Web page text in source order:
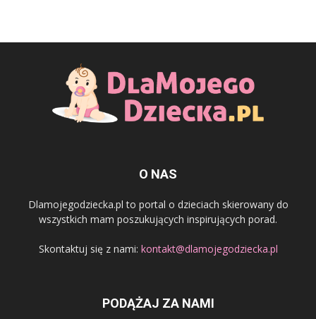
O NAS
Dlamojegodziecka.pl to portal o dzieciach skierowany do
wszystkich mam poszukujących inspirujących porad.
Skontaktuj się z nami: kontakt@dlamojegodziecka.pl
PODĄŻAJ ZA NAMI